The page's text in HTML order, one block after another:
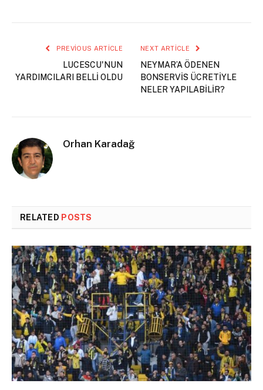
PREVIOUS ARTICLE
LUCESCU'NUN
YARDIMCILARI BELLİ OLDU
NEXT ARTICLE
NEYMAR’A ÖDENEN
BONSERVİS ÜCRETİYLE
NELER YAPILABİLİR?
Orhan Karadağ
RELATED POSTS